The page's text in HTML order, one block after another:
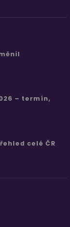
– termín,
celé ČR